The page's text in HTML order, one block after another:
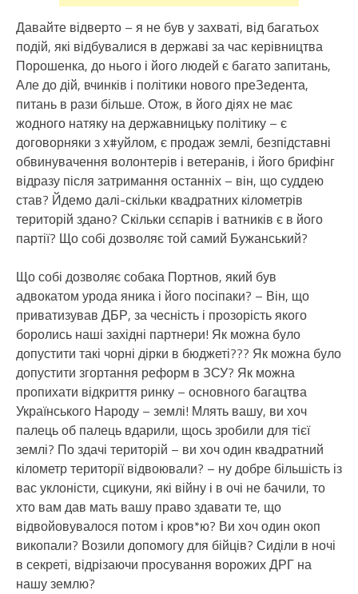
Давайте відверто – я не був у захваті, від багатьох
подій, які відбувалися в державі за час керівництва
Порошенка, до нього і його людей є багато запитань,
Але до дій, вчинків і політики нового преЗедента,
питань в рази більше. Отож, в його діях не має
жодного натяку на державницьку політику – є
договорняки з х#уйлом, є продаж землі, безпідставні
обвинувачення волонтерів і ветеранів, і його брифінг
відразу після затримання останніх – він, що суддею
став? Йдемо далі-скільки квадратних кілометрів
територій здано? Скільки сєпарів і ватників є в його
партії? Що собі дозволяє той самий Бужанський?
Що собі дозволяє собака Портнов, який був
адвокатом урода яника і його посіпаки? – Він, що
приватизував ДБР, за чесність і прозорість якого
боролись наші західні партнери! Як можна було
допустити такі чорні дірки в бюджеті??? Як можна було
допустити згортання реформ в ЗСУ? Як можна
пропихати відкриття ринку – основного багацтва
Українського Народу – землі! Млять вашу, ви хоч
палець об палець вдарили, щось зробили для тієї
землі? По здачі територій – ви хоч один квадратний
кілометр території відвоювали? – ну добре більшість із
вас уклоністи, сцикуни, які війну і в очі не бачили, то
хто вам дав мать вашу право здавати те, що
відвойовувалося потом і кров*ю? Ви хоч один окоп
викопали? Возили допомогу для бійців? Сиділи в ночі
в секреті, відрізаючи просування ворожих ДРГ на
нашу землю?